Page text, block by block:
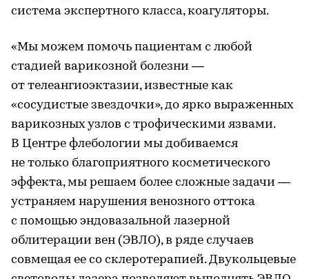
система экспертного класса, коагуляторы.
«Мы можем помочь пациентам с любой
стадией варикозной болезни —
от телеангиоэктазии, известные как
«сосудистые звездочки», до ярко выраженных
варикозных узлов с трофическими язвами.
В Центре флебологии мы добиваемся
не только благоприятного косметического
эффекта, мы решаем более сложные задачи —
устраняем нарушения венозного оттока
с помощью эндовазальной лазерной
облитерации вен (ЭВЛО), в ряде случаев
совмещая ее со склеротерапией. Двукольцевые